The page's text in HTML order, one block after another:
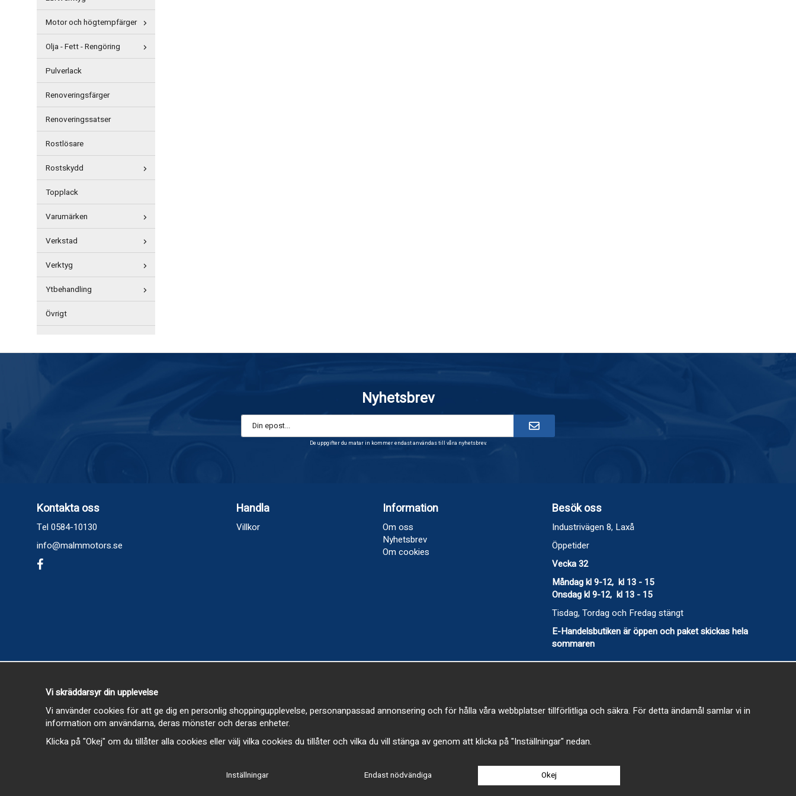
Motor och högtempfärger
Olja - Fett - Rengöring
Pulverlack
Renoveringsfärger
Renoveringssatser
Rostlösare
Rostskydd
Topplack
Varumärken
Verkstad
Verktyg
Ytbehandling
Övrigt
Nyhetsbrev
De uppgifter du matar in kommer endast användas till våra nyhetsbrev.
Kontakta oss
Tel 0584-10130
info@malmmotors.se
Handla
Villkor
Information
Om oss
Nyhetsbrev
Om cookies
Besök oss
Industrivägen 8, Laxå
Öppetider
Vecka 32
Måndag kl 9-12, kl 13 - 15
Onsdag kl 9-12, kl 13 - 15
Tisdag, Tordag och Fredag stängt
E-Handelsbutiken är öppen och paket skickas hela
sommaren
Vi skräddarsyr din upplevelse
Vi använder cookies för att ge dig en personlig shoppingupplevelse, personanpassad annonsering och för hålla våra webbplatser tillförlitliga och säkra. För detta ändamål samlar vi in
information om användarna, deras mönster och deras enheter.
Klicka på "Okej" om du tillåter alla cookies eller välj vilka cookies du tillåter och vilka du vill stänga av genom att klicka på "Inställningar" nedan.
Inställningar Endast nödvändiga Okej